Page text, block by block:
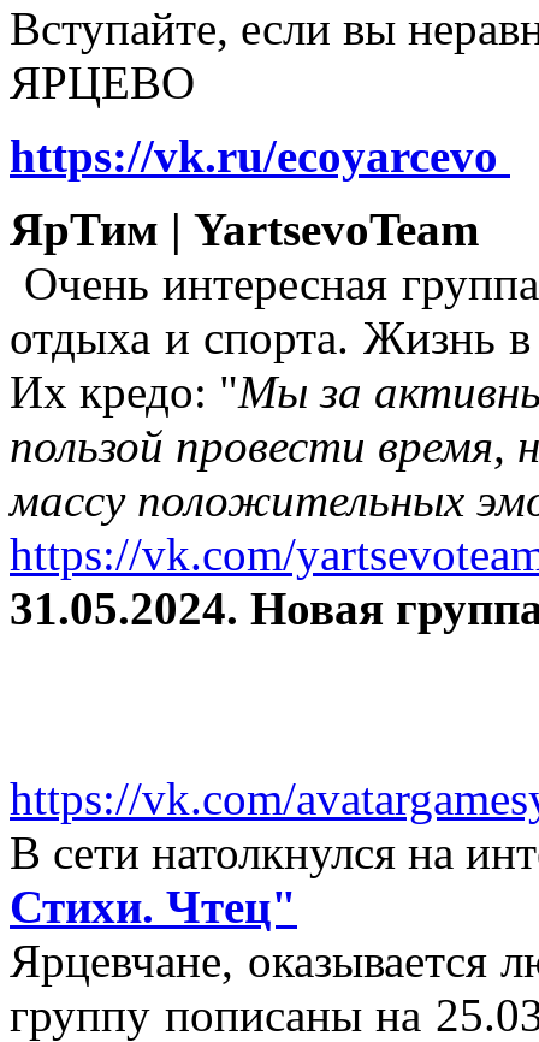
Вступайте, если вы
ЯРЦЕВО
https://vk.ru/ecoyarcevo
ЯрТим | YartsevoTeam
Очень интересная
отдыха и спорта. Жизнь
Их кредо: "Мы за
пользой провести время,
массу положительных
https://vk.com/
31.05.2024. Новая
https://vk.com/
В сети натолкнулся на
Стихи. Чтец"
Ярцевчане,
группу пописаны на